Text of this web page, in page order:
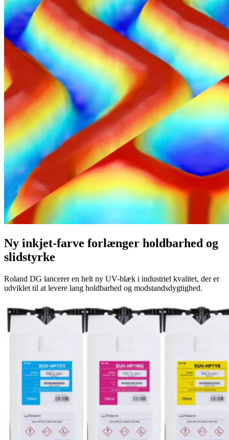
Ny inkjet-farve forlænger holdbarhed og
slidstyrke
Roland DG lancerer en helt ny UV-blæk i industriel kvalitet, der er
udviklet til at levere lang holdbarhed og modstandsdygtighed.